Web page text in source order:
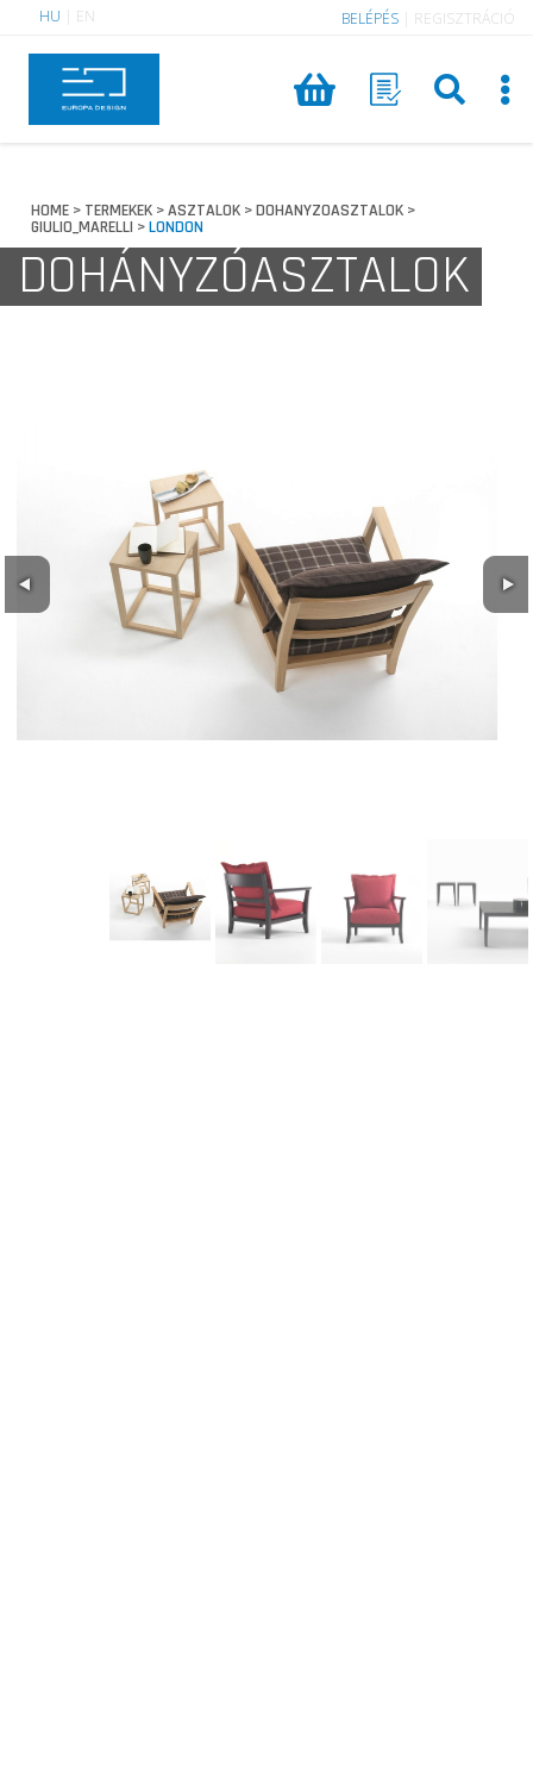
HU EN BELÉPÉS REGISZTRÁCIÓ
HOME > TERMEKEK >ASZTALOK >DOHANYZOASZTALOK >
GIULIO_MARELLI >LONDON
DOHÁNYZÓASZTALOK